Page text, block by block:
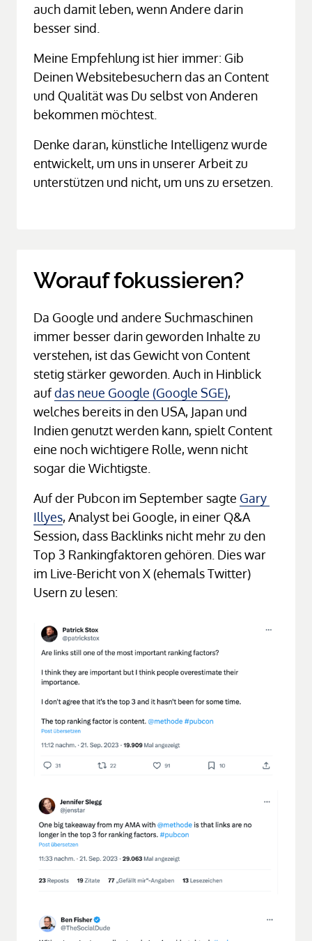
auch damit leben, wenn Andere darin
besser sind.
Meine Empfehlung ist hier immer: Gib
Deinen Websitebesuchern das an Content
und Qualität was Du selbst von Anderen
bekommen möchtest.
Denke daran, künstliche Intelligenz wurde
entwickelt, um uns in unserer Arbeit zu
unterstützen und nicht, um uns zu ersetzen.
Worauf fokussieren?
Da Google und andere Suchmaschinen
immer besser darin geworden Inhalte zu
verstehen, ist das Gewicht von Content
stetig stärker geworden. Auch in Hinblick
auf das neue Google (Google SGE),
welches bereits in den USA, Japan und
Indien genutzt werden kann, spielt Content
eine noch wichtigere Rolle, wenn nicht
sogar die Wichtigste.
Auf der Pubcon im September sagte
Illyes, Analyst bei Google, in einer Q&A
Session, dass Backlinks nicht mehr zu den
Top 3 Rankingfaktoren gehören. Dies war
im Live-Bericht von X (ehemals Twitter)
Usern zu lesen: